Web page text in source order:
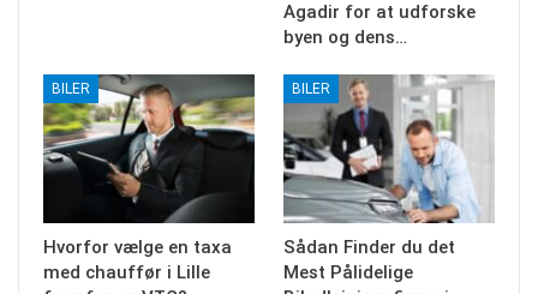
Agadir for at udforske
byen og dens…
BILER
Hvorfor vælge en taxa
med chauffør i Lille
BILER
Sådan Finder du det
Mest Pålidelige